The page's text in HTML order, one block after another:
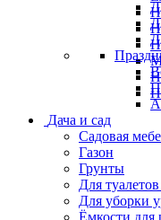
Дача и сад
Садовая
Газон
Грунты
Для
Для уборки
Ёмкости для